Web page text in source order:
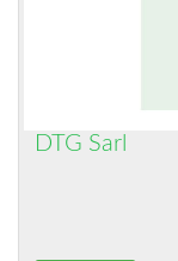
DTG Sarl